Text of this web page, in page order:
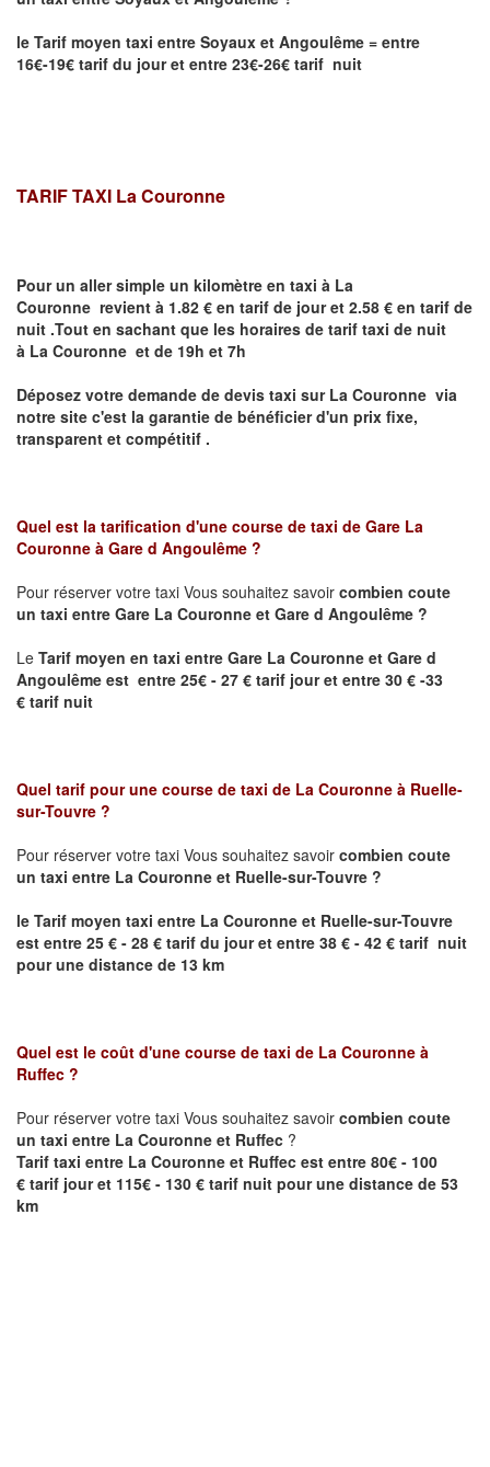
le Tarif moyen taxi entre Soyaux et Angoulême = entre
16€-19€ tarif du jour et entre 23€-26€ tarif nuit
TARIF TAXI La Couronne
Pour un aller simple un kilomètre en taxi à La
Couronne revient à 1.82 € en tarif de jour et 2.58 € en tarif de
nuit .Tout en sachant que les horaires de tarif taxi de nuit
à La Couronne et de 19h et 7h
Déposez votre demande de devis taxi sur La Couronne via
notre site c'est la garantie de bénéficier d'un prix fixe,
transparent et compétitif .
Quel est la tarification d'une course de taxi de Gare La
Couronne à Gare d Angoulême ?
Pour réserver votre taxi Vous souhaitez savoir combien coute
un taxi entre Gare La Couronne et Gare d Angoulême ?
Le Tarif moyen en taxi entre Gare La Couronne et Gare d
Angoulême est entre 25€ - 27 € tarif jour et entre 30 € -33
€ tarif nuit
Quel tarif pour une course de taxi de La Couronne à Ruelle-
sur-Touvre ?
Pour réserver votre taxi Vous souhaitez savoir combien coute
un taxi entre La Couronne et Ruelle-sur-Touvre ?
le Tarif moyen taxi entre La Couronne et Ruelle-sur-Touvre
est entre 25 € - 28 € tarif du jour et entre 38 € - 42 € tarif nuit
pour une distance de 13 km
Quel est le coût d'une course de taxi de La Couronne à
Ruffec ?
Pour réserver votre taxi Vous souhaitez savoir combien coute
un taxi entre La Couronne et Ruffec ?
Tarif taxi entre La Couronne et Ruffec est entre 80€ - 100
€ tarif jour et 115€ - 130 € tarif nuit pour une distance de 53
km